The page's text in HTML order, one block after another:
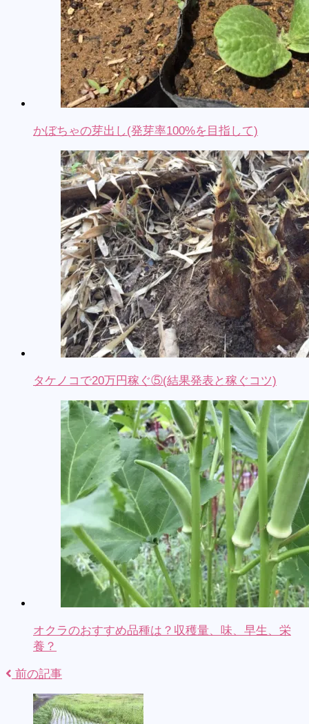
かぼちゃの芽出し(発芽率100%を目指して)
タケノコで20万円稼ぐ⑤(結果発表と稼ぐコツ)
オクラのおすすめ品種は？収穫量、味、早生、栄
養？
前の記事